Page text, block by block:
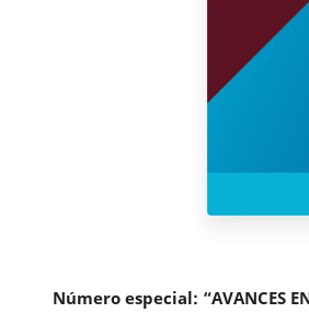
Número especial: “AVANCES